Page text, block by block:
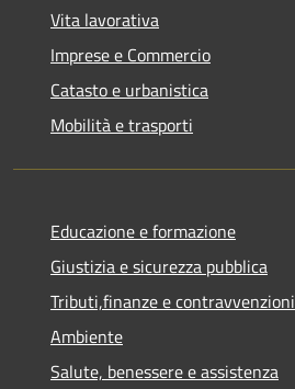
Vita lavorativa
Imprese e Commercio
Catasto e urbanistica
Mobilità e trasporti
Educazione e formazione
Giustizia e sicurezza pubblica
Tributi,finanze e contravvenzioni
Ambiente
Salute, benessere e assistenza